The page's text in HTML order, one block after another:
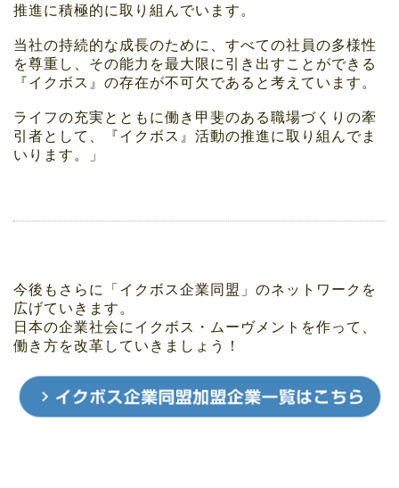
推進に積極的に取り組んでいます。
当社の持続的な成長のために、すべての社員の多様性
を尊重し、その能力を最大限に引き出すことができる
『イクボス』の存在が不可欠であると考えています。
ライフの充実とともに働き甲斐のある職場づくりの牽
引者として、『イクボス』活動の推進に取り組んでま
いります。」
今後もさらに「イクボス企業同盟」のネットワークを
広げていきます。
日本の企業社会にイクボス・ムーヴメントを作って、
働き方を改革していきましょう！